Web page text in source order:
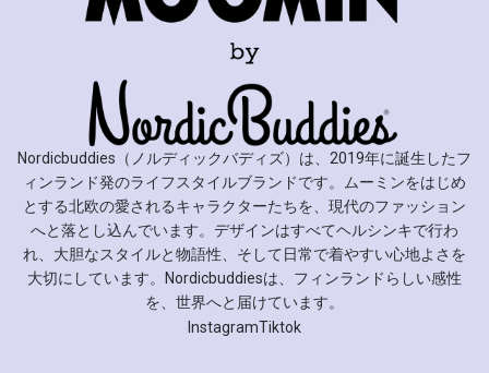
Nordicbuddies（ノルディックバディズ）は、2019年に誕生したフ
ィンランド発のライフスタイルブランドです。ムーミンをはじめ
とする北欧の愛されるキャラクターたちを、現代のファッション
へと落とし込んでいます。デザインはすべてヘルシンキで行わ
れ、大胆なスタイルと物語性、そして日常で着やすい心地よさを
大切にしています。Nordicbuddiesは、フィンランドらしい感性
を、世界へと届けています。
InstagramTiktok